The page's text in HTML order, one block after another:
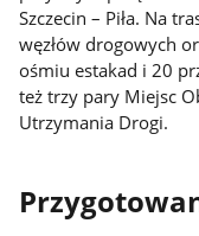
Szczecin – Piła. Na
węzłów drogowych
ośmiu estakad i 20
też trzy pary Miejsc
Utrzymania Drogi.